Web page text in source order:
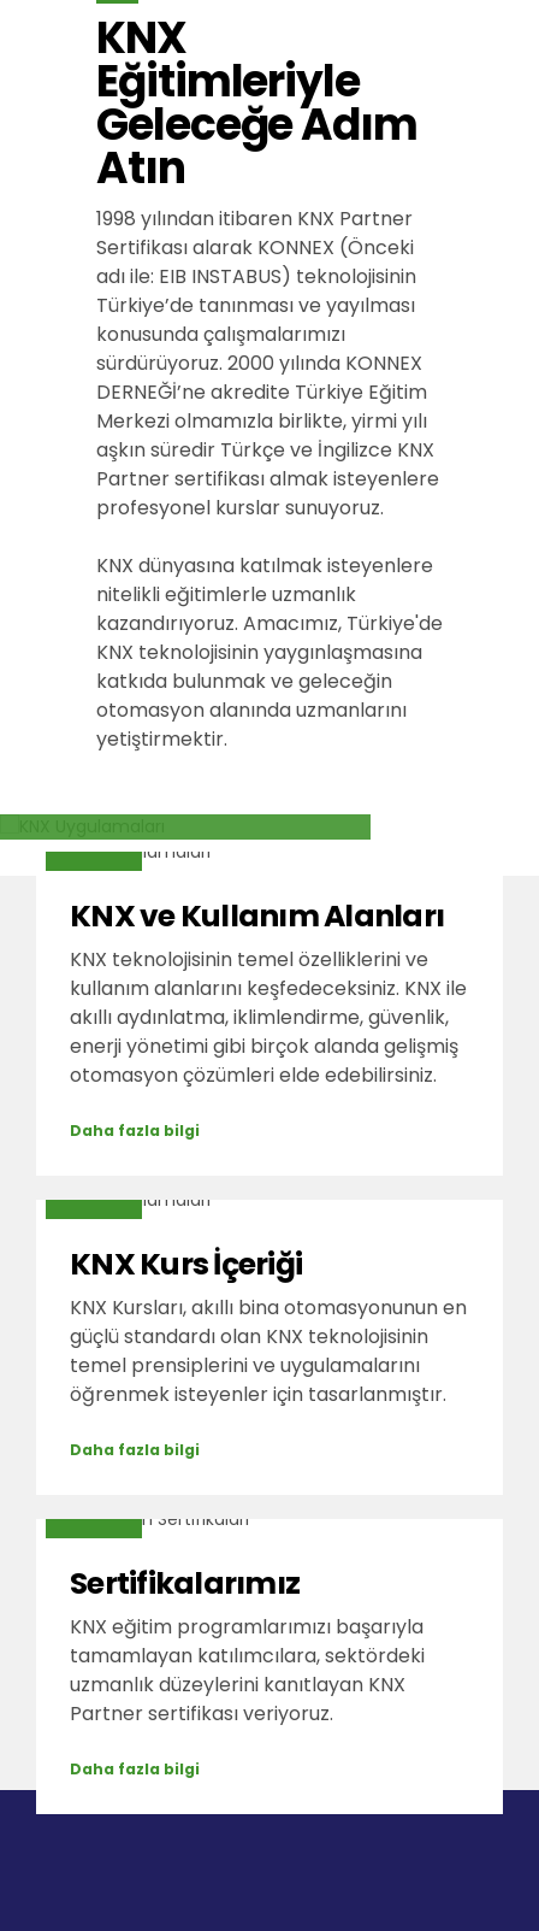
KNX
Eğitimleriyle
Geleceğe Adım
Atın
1998 yılından itibaren KNX Partner
Sertifikası alarak KONNEX (Önceki
adı ile: EIB INSTABUS) teknolojisinin
Türkiye’de tanınması ve yayılması
konusunda çalışmalarımızı
sürdürüyoruz. 2000 yılında KONNEX
DERNEĞİ’ne akredite Türkiye Eğitim
Merkezi olmamızla birlikte, yirmi yılı
aşkın süredir Türkçe ve İngilizce KNX
Partner sertifikası almak isteyenlere
profesyonel kurslar sunuyoruz.
KNX dünyasına katılmak isteyenlere
nitelikli eğitimlerle uzmanlık
kazandırıyoruz. Amacımız, Türkiye'de
KNX teknolojisinin yaygınlaşmasına
katkıda bulunmak ve geleceğin
otomasyon alanında uzmanlarını
yetiştirmektir.
KNX ve Kullanım Alanları
KNX teknolojisinin temel özelliklerini ve
kullanım alanlarını keşfedeceksiniz. KNX ile
akıllı aydınlatma, iklimlendirme, güvenlik,
enerji yönetimi gibi birçok alanda gelişmiş
otomasyon çözümleri elde edebilirsiniz.
Daha fazla bilgi
KNX Kurs İçeriği
KNX Kursları, akıllı bina otomasyonunun en
güçlü standardı olan KNX teknolojisinin
temel prensiplerini ve uygulamalarını
öğrenmek isteyenler için tasarlanmıştır.
Daha fazla bilgi
Sertifikalarımız
KNX eğitim programlarımızı başarıyla
tamamlayan katılımcılara, sektördeki
uzmanlık düzeylerini kanıtlayan KNX
Partner sertifikası veriyoruz.
Daha fazla bilgi